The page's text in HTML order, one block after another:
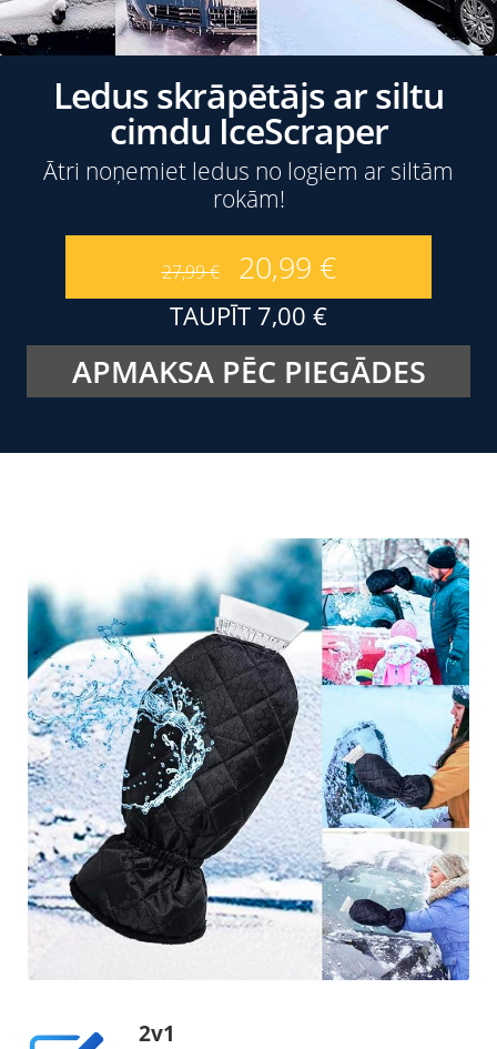
Ledus skrāpētājs ar siltu
cimdu IceScraper
Ātri noņemiet ledus no logiem ar siltām
rokām!
27,99€ 20,99 €
TAUPĪT 7,00 €
APMAKSA PĒC PIEGĀDES
2v1